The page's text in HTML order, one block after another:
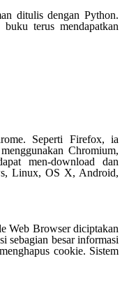
ditulis dengan Python.
terus mendapatkan
Seperti Firefox, ia
Chromium,
men-download dan
Linux, OS X, Android,
Web Browser diciptakan
sebagian besar informasi
cookie. Sistem